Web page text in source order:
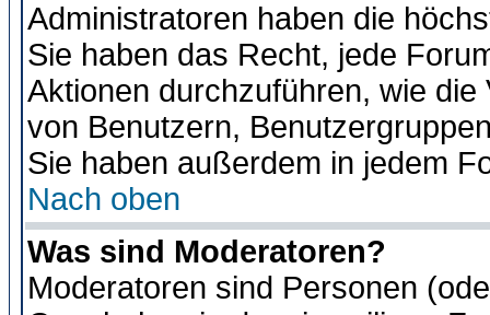
Administratoren haben die
Sie haben das Recht, jede
Aktionen durchzuführen, wie
von Benutzern,
Sie haben außerdem in jedem
Nach oben
Was sind Moderatoren?
Moderatoren sind Personen